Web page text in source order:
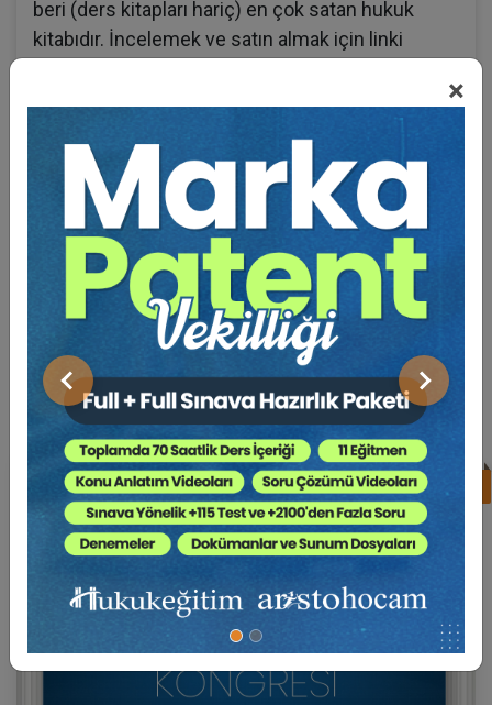
×
Önceki Sonraki
beri (ders kitapları hariç) en çok satan hukuk
kitabıdır. İncelemek ve satın almak için linki
BENZER EĞITIMLER
Süper Abone Ol: Sadece 1290 TL / Aylık
%25
Tüketici Hukuku Enstitüsü